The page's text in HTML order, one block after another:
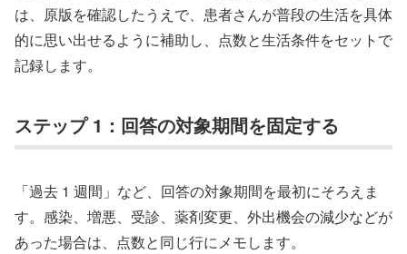
は、原版を確認したうえで、患者さんが普段の生活を具体
的に思い出せるように補助し、点数と生活条件をセットで
記録します。
ステップ 1：回答の対象期間を固定する
「過去 1 週間」など、回答の対象期間を最初にそろえま
す。感染、増悪、受診、薬剤変更、外出機会の減少などが
あった場合は、点数と同じ行にメモします。